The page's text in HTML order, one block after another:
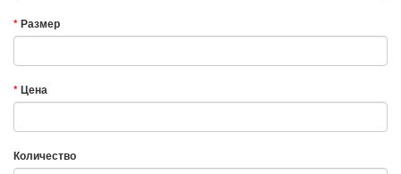
Размер
Цена
Количество